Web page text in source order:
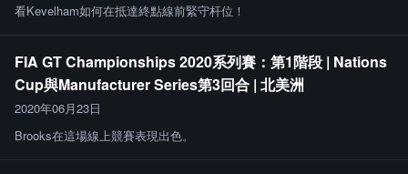
看Kevelham如何在抵達終點線前緊守杆位！
FIA GT Championships 2020系列賽：第1階段 | Nations
Cup與Manufacturer Series第3回合 | 北美洲
2020年06月23日
Brooks在這場線上競賽表現出色。